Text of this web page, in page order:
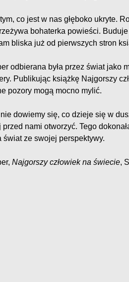
co jest w nas głęboko ukryte.
bohaterka powieści.
bliska już od pierwszych stron
odbierana była przez świat jako
Publikując książkę Najgorszy
pozory mogą mocno mylić.
dowiemy się, co dzieje się w
nami otworzyć. Tego
świat ze swojej perspektywy.
Najgorszy człowiek na świecie,